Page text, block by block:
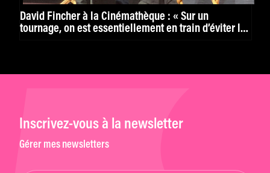
David Fincher à la Cinémathèque : « Sur un
tournage, on est essentiellement en train d’éviter la
Inscrivez-vous à la newsletter
Gérer mes newsletters